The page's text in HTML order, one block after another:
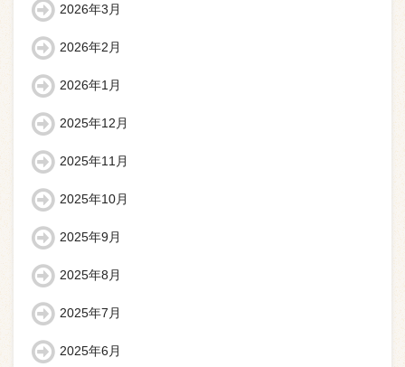
2026年3月
2026年2月
2026年1月
2025年12月
2025年11月
2025年10月
2025年9月
2025年8月
2025年7月
2025年6月